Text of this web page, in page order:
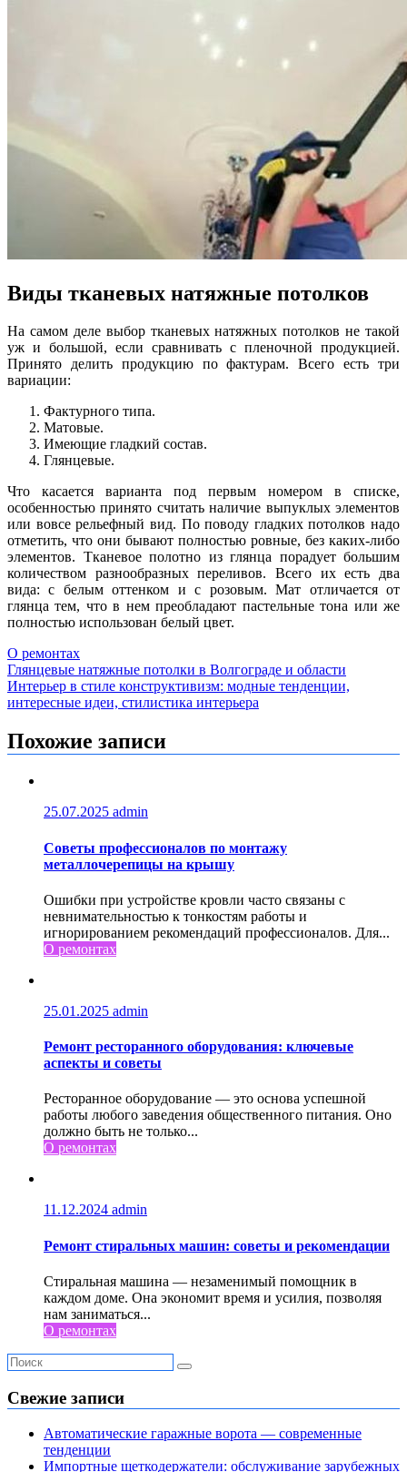
Виды тканевых натяжные потолков
На самом деле выбор тканевых натяжных потолков не такой
уж и большой, если сравнивать с пленочной продукцией.
Принято делить продукцию по фактурам. Всего есть три
вариации:
Фактурного типа.
Матовые.
Имеющие гладкий состав.
Глянцевые.
Что касается варианта под первым номером в списке,
особенностью принято считать наличие выпуклых элементов
или вовсе рельефный вид. По поводу гладких потолков надо
отметить, что они бывают полностью ровные, без каких-либо
элементов. Тканевое полотно из глянца порадует большим
количеством разнообразных переливов. Всего их есть два
вида: с белым оттенком и с розовым. Мат отличается от
глянца тем, что в нем преобладают пастельные тона или же
полностью использован белый цвет.
О ремонтах
Навигация
по
Глянцевые натяжные потолки в Волгограде и области
Интерьер в стиле конструктивизм: модные тенденции,
интересные идеи, стилистика интерьера
Похожие записи
25.07.2025 admin
Советы профессионалов по монтажу
металлочерепицы на крышу
Ошибки при устройстве кровли часто связаны с
невнимательностью к тонкостям работы и
игнорированием рекомендаций профессионалов. Для...
О ремонтах
25.01.2025 admin
Ремонт ресторанного оборудования: ключевые
аспекты и советы
Ресторанное оборудование — это основа успешной
работы любого заведения общественного питания. Оно
должно быть не только...
О ремонтах
11.12.2024 admin
Ремонт стиральных машин: советы и рекомендации
Стиральная машина — незаменимый помощник в
каждом доме. Она экономит время и усилия, позволяя
нам заниматься...
О ремонтах
Свежие записи
Автоматические гаражные ворота — современные
тенденции
Импортные щеткодержатели: обслуживание зарубежных